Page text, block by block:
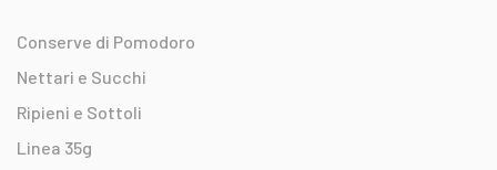
Conserve di Pomodoro
Nettari e Succhi
Ripieni e Sottoli
Linea 35g